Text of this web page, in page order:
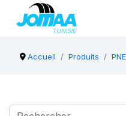
Accueil Produits